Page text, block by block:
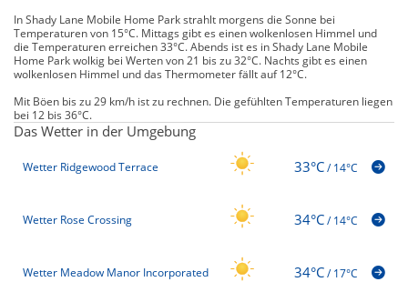
In Shady Lane Mobile Home Park strahlt morgens die Sonne bei
Temperaturen von 15°C. Mittags gibt es einen wolkenlosen Himmel und
die Temperaturen erreichen 33°C. Abends ist es in Shady Lane Mobile
Home Park wolkig bei Werten von 21 bis zu 32°C. Nachts gibt es einen
wolkenlosen Himmel und das Thermometer fällt auf 12°C.
Mit Böen bis zu 29 km/h ist zu rechnen. Die gefühlten Temperaturen liegen
bei 12 bis 36°C.
Das Wetter in der Umgebung
Wetter Ridgewood Terrace 33°C/14°C
Wetter Rose Crossing 34°C/14°C
Wetter Meadow Manor Incorporated 34°C/17°C